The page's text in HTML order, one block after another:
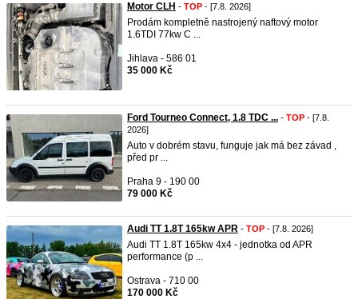
Motor CLH - TOP - [7.8. 2026]
Prodám kompletně nastrojený naftový motor
1.6TDI 77kw C ...
Jihlava - 586 01
35 000 Kč
Ford Tourneo Connect, 1.8 TDC ... - TOP - [7.8.
2026]
Auto v dobrém stavu, funguje jak má bez závad ,
před pr ...
Praha 9 - 190 00
79 000 Kč
Audi TT 1.8T 165kw APR - TOP - [7.8. 2026]
Audi TT 1.8T 165kw 4x4 - jednotka od APR
performance (p ...
Ostrava - 710 00
170 000 Kč